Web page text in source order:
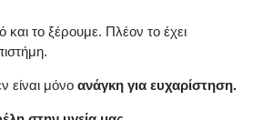
και το ξέρουμε. Πλέον το έχει
είναι μόνο ανάγκη για ευχαρίστηση.